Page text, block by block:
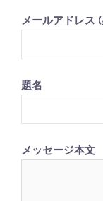
メールアドレス
題名
メッセージ本文